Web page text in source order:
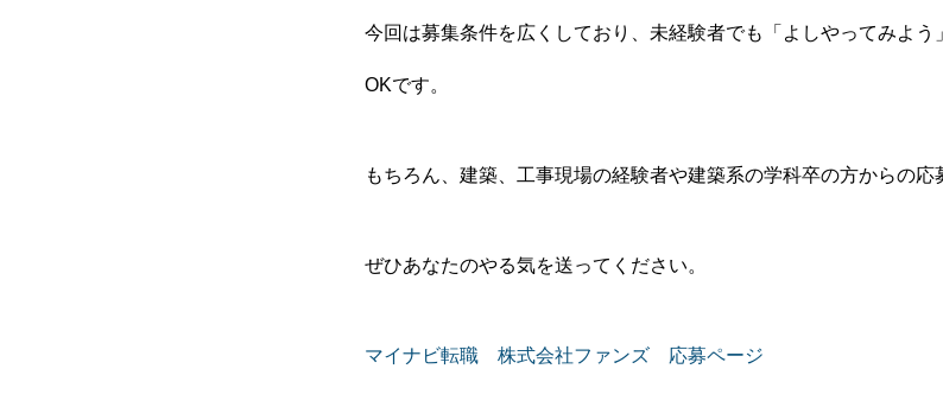
今回は募集条件を広くしており、未経験者でも「よしやってみよ
OKです。
もちろん、建築、工事現場の経験者や建築系の学科卒の方からの応
ぜひあなたのやる気を送ってください。
マイナビ転職 株式会社ファンズ 応募ページ